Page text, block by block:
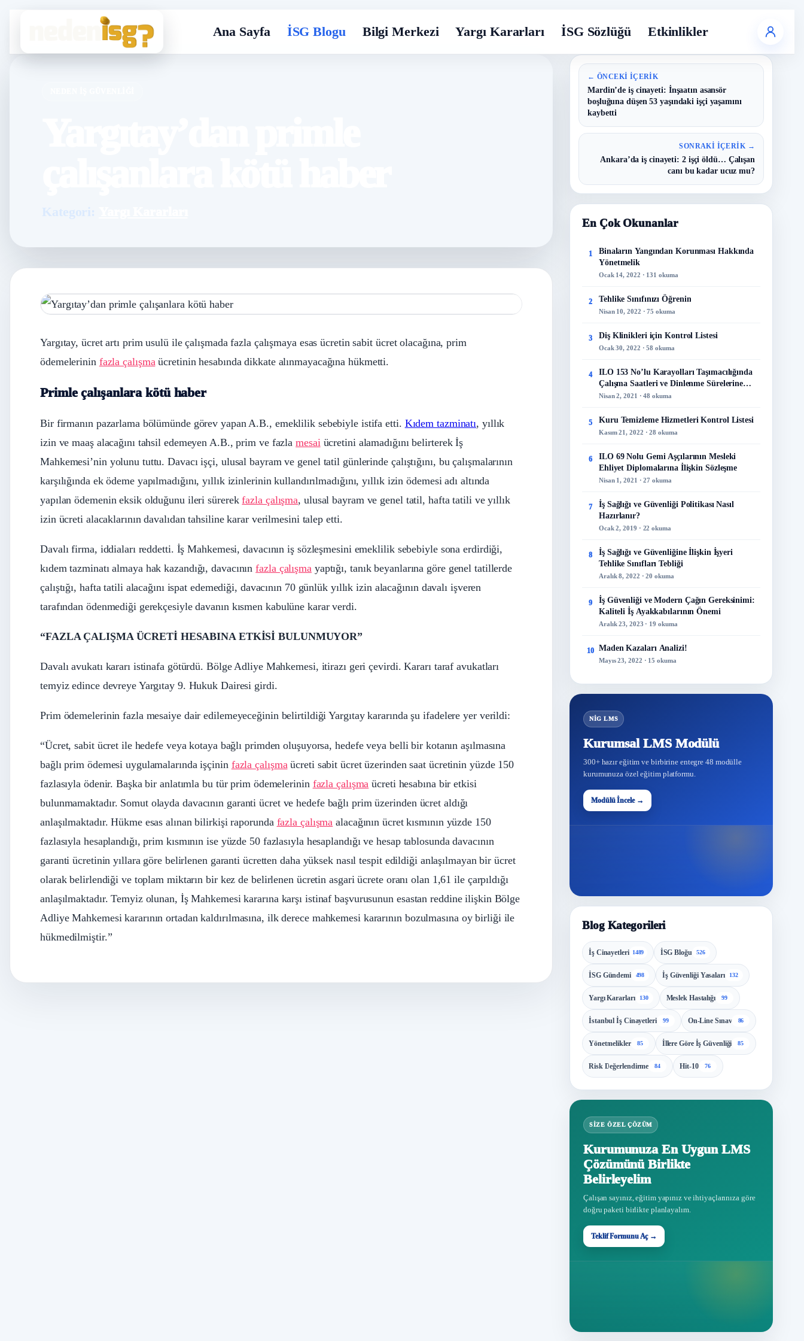
Ana Sayfa İSG Blogu Bilgi Merkezi Yargı Kararları İSG Sözlüğü Etkinlikler
Kategori:
Yargıtay, ücret artı prim usulü ile çalışmada fazla çalışmaya esas ücretin sabit ücret olacağına, prim
ödemelerinin fazla çalışmaücretinin hesabında dikkate alınmayacağına hükmetti.
Primle çalışanlara kötü haber
Bir firmanın pazarlama bölümünde görev yapan A.B., emeklilik sebebiyle istifa etti. Kıdem tazminatı, yıllık
izin ve maaş alacağını tahsil edemeyen A.B., prim ve fazlamesaiücretini alamadığını belirterek İş
Mahkemesi’nin yolunu tuttu. Davacı işçi, ulusal bayram ve genel tatil günlerinde çalıştığını, bu çalışmalarının
karşılığında ek ödeme yapılmadığını, yıllık izinlerinin kullandırılmadığını, yıllık izin ödemesi adı altında
yapılan ödemenin eksik olduğunu ileri sürerekfazla çalışma, ulusal bayram ve genel tatil, hafta tatili ve yıllık
izin ücreti alacaklarının davalıdan tahsiline karar verilmesini talep etti.
Davalı firma, iddiaları reddetti. İş Mahkemesi, davacının iş sözleşmesini emeklilik sebebiyle sona erdirdiği,
kıdem tazminatı almaya hak kazandığı, davacınınfazla çalışmayaptığı, tanık beyanlarına göre genel tatillerde
çalıştığı, hafta tatili alacağını ispat edemediği, davacının 70 günlük yıllık izin alacağının davalı işveren
tarafından ödenmediği gerekçesiyle davanın kısmen kabulüne karar verdi.
“FAZLA ÇALIŞMA ÜCRETİ HESABINA ETKİSİ BULUNMUYOR”
Davalı avukatı kararı istinafa götürdü. Bölge Adliye Mahkemesi, itirazı geri çevirdi. Kararı taraf avukatları
temyiz edince devreye Yargıtay 9. Hukuk Dairesi girdi.
Prim ödemelerinin fazla mesaiye dair edilemeyeceğinin belirtildiği Yargıtay kararında şu ifadelere yer verildi:
“Ücret, sabit ücret ile hedefe veya kotaya bağlı primden oluşuyorsa, hedefe veya belli bir kotanın aşılmasına
bağlı prim ödemesi uygulamalarında işçinin fazla çalışma ücreti sabit ücret üzerinden saat ücretinin yüzde 150
fazlasıyla ödenir. Başka bir anlatımla bu tür prim ödemelerinin fazla çalışma ücreti hesabına bir etkisi
bulunmamaktadır. Somut olayda davacının garanti ücret ve hedefe bağlı prim üzerinden ücret aldığı
anlaşılmaktadır. Hükme esas alınan bilirkişi raporunda fazla çalışma alacağının ücret kısmının yüzde 150
fazlasıyla hesaplandığı, prim kısmının ise yüzde 50 fazlasıyla hesaplandığı ve hesap tablosunda davacının
garanti ücretinin yıllara göre belirlenen garanti ücretten daha yüksek nasıl tespit edildiği anlaşılmayan bir ücret
olarak belirlendiği ve toplam miktarın bir kez de belirlenen ücretin asgari ücrete oranı olan 1,61 ile çarpıldığı
anlaşılmaktadır. Temyiz olunan, İş Mahkemesi kararına karşı istinaf başvurusunun esastan reddine ilişkin Bölge
Adliye Mahkemesi kararının ortadan kaldırılmasına, ilk derece mahkemesi kararının bozulmasına oy birliği ile
hükmedilmiştir.”
← ÖNCEKI İÇERIK
Mardin’de iş cinayeti: İnşaatın asansör
boşluğuna düşen 53 yaşındaki işçi yaşamını
kaybetti
SONRAKI İÇERIK →
Ankara’da iş cinayeti: 2 işçi öldü… Çalışan
canı bu kadar ucuz mu?
En Çok Okunanlar
1
Binaların Yangından Korunması Hakkında
Yönetmelik
Ocak 14, 2022 · 131 okuma
2 Tehlike Sınıfınızı Öğrenin
Nisan 10, 2022 · 75 okuma
3 Diş Klinikleri için Kontrol Listesi
Ocak 30, 2022 · 58 okuma
4
ILO 153 No’lu Karayolları Taşımacılığında
Çalışma Saatleri ve Dinlenme Sürelerine
İlişkin Sözleşme
Nisan 2, 2021 · 48 okuma
5 Kuru Temizleme Hizmetleri Kontrol Listesi
Kasım 21, 2022 · 28 okuma
6
ILO 69 Nolu Gemi Aşçılarının Mesleki
Ehliyet Diplomalarına İlişkin Sözleşme
Nisan 1, 2021 · 27 okuma
7
İş Sağlığı ve Güvenliği Politikası Nasıl
Hazırlanır?
Ocak 2, 2019 · 22 okuma
8
İş Sağlığı ve Güvenliğine İlişkin İşyeri
Tehlike Sınıfları Tebliği
Aralık 8, 2022 · 20 okuma
9
İş Güvenliği ve Modern Çağın Gereksinimi:
Kaliteli İş Ayakkabılarının Önemi
Aralık 23, 2023 · 19 okuma
10 Maden Kazaları Analizi!
Mayıs 23, 2022 · 15 okuma
NİG LMS
Kurumsal LMS Modülü
300+ hazır eğitim ve birbirine entegre 48 modülle
kurumunuza özel eğitim platformu.
Modülü İncele →
48
Modül
Blog Kategorileri
İş Cinayetleri 1489 İSG Bloğu 526
İSG Gündemi 498 İş Güvenliği Yasaları 132
Yargı Kararları 130 Meslek Hastalığı 99
İstanbul İş Cinayetleri 99 On-Line Sınav 86
Yönetmelikler 85 İllere Göre İş Güvenliği 85
Risk Değerlendirme 84 Hit-10 76
SIZE ÖZEL ÇÖZÜM
Kurumunuza En Uygun LMS
Çözümünü Birlikte
Belirleyelim
Çalışan sayınız, eğitim yapınız ve ihtiyaçlarınıza göre
doğru paketi birlikte planlayalım.
Teklif Formunu Aç →
Teklif